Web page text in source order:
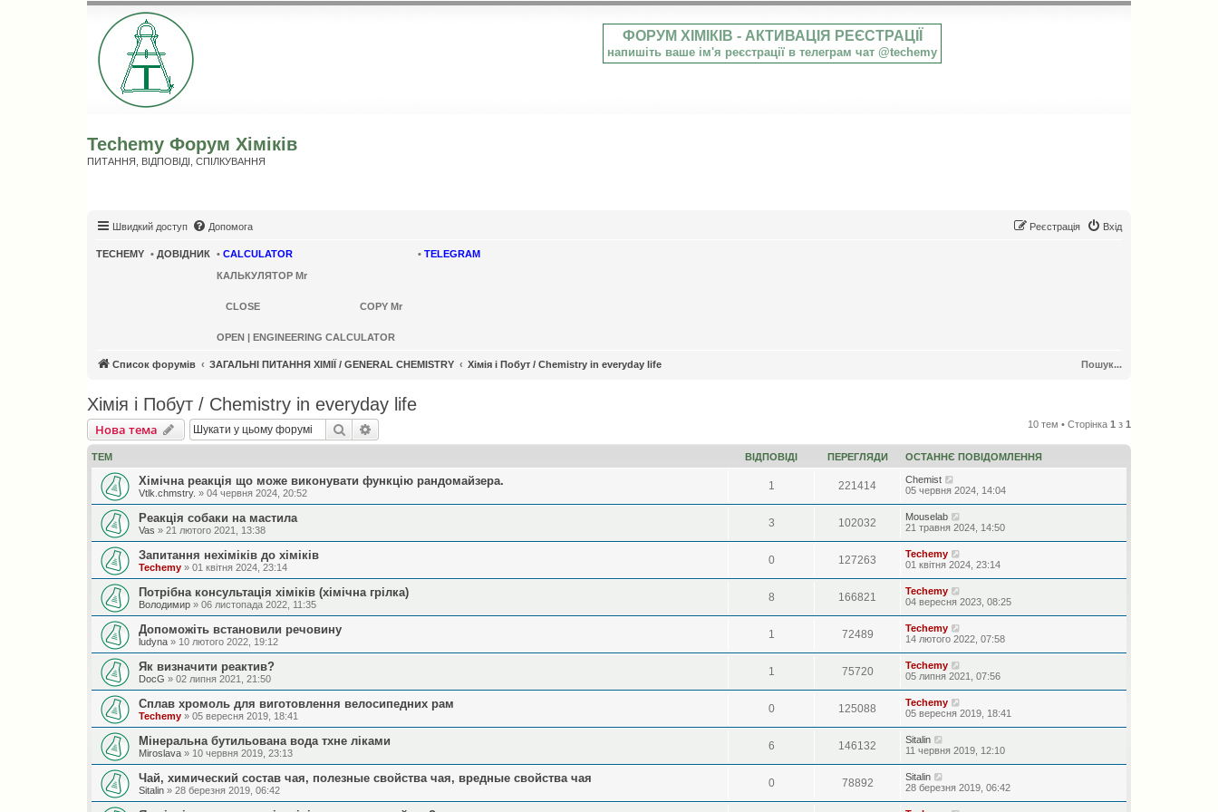
Techemy Форум Хіміків
ПИТАННЯ, ВІДПОВІДІ, СПІЛКУВАННЯ
ФОРУМ ХІМІКІВ - АКТИВАЦІЯ РЕЄСТРАЦІЇ
напишіть ваше ім'я реєстрації в телеграм чат @techemy
Швидкий доступ Допомога Вхід
Реєстрація
TECHEMY • ДОВІДНИК • CALCULATOR
КАЛЬКУЛЯТОР Mr
CLOSE COPY Mr
OPEN | ENGINEERING CALCULATOR
• TELEGRAM
Список форумів ЗАГАЛЬНІ ПИТАННЯ ХІМІЇ / GENERAL CHEMISTRY Хімія і Побут / Chemistry in everyday life Пошук...
Хімія і Побут / Chemistry in everyday life
Нова тема Пошук 10 тем • Сторінка 1 з 1
ТЕМ ВІДПОВІДІ ПЕРЕГЛЯДИ ОСТАННЄ ПОВІДОМЛЕННЯ
Хімічна реакція що може виконувати функцію рандомайзера.
Vtlk.chmstry. » 04 червня 2024, 20:52
1 221414
Chemist
05 червня 2024, 14:04
Реакція собаки на мастила
Vas » 21 лютого 2021, 13:38
3 102032
Mouselab
21 травня 2024, 14:50
Запитання нехіміків до хіміків
Techemy » 01 квітня 2024, 23:14
0 127263
Techemy
01 квітня 2024, 23:14
Потрібна консультація хіміків (хімічна грілка)
Володимир » 06 листопада 2022, 11:35
8 166821
Techemy
04 вересня 2023, 08:25
Допоможіть встановили речовину
ludyna » 10 лютого 2022, 19:12
1 72489
Techemy
14 лютого 2022, 07:58
Як визначити реактив?
DocG » 02 липня 2021, 21:50
1 75720
Techemy
05 липня 2021, 07:56
Сплав хромоль для виготовлення велосипедних рам
Techemy » 05 вересня 2019, 18:41
0 125088
Techemy
05 вересня 2019, 18:41
Мінеральна бутильована вода тхне ліками
Miroslava » 10 червня 2019, 23:13
6 146132
Sitalin
11 червня 2019, 12:10
Чай, химический состав чая, полезные свойства чая, вредные свойства чая
Sitalin » 28 березня 2019, 06:42
0 78892
Sitalin
28 березня 2019, 06:42